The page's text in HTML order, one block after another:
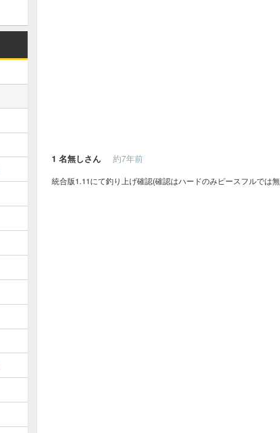
1 名無しさん 約7年前
統合版1.11にて釣り上げ確認(確認はハードのみピースフルでは